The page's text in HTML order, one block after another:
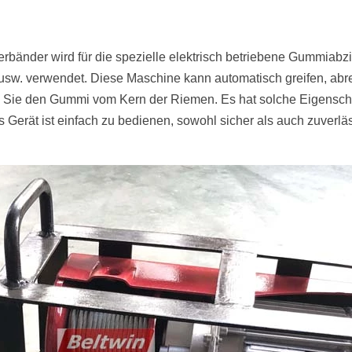
wird für die spezielle elektrisch betriebene
verwendet. Diese Maschine kann automatisch greifen,
den Gummi vom Kern der Riemen. Es hat solche
ist einfach zu bedienen, sowohl sicher als auch